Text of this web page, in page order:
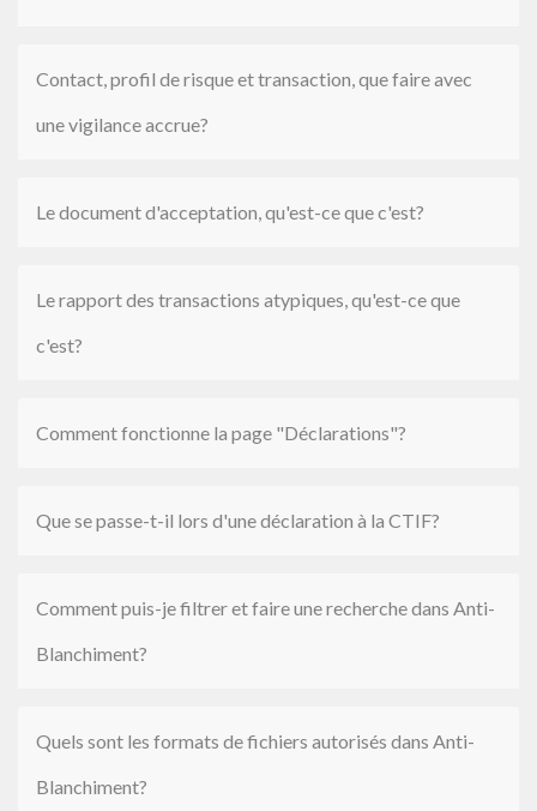
Contact, profil de risque et transaction, que faire avec
une vigilance accrue?
Le document d'acceptation, qu'est-ce que c'est?
Le rapport des transactions atypiques, qu'est-ce que
c'est?
Comment fonctionne la page "Déclarations"?
Que se passe-t-il lors d'une déclaration à la CTIF?
Comment puis-je filtrer et faire une recherche dans Anti-
Blanchiment?
Quels sont les formats de fichiers autorisés dans Anti-
Blanchiment?